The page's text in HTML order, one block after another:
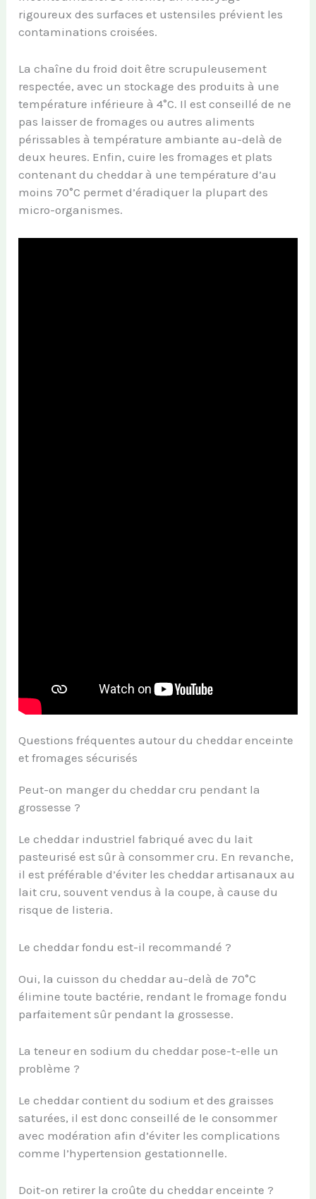
rigoureux des surfaces et ustensiles prévient les
contaminations croisées.
La chaîne du froid doit être scrupuleusement
respectée, avec un stockage des produits à une
température inférieure à 4°C. Il est conseillé de ne
pas laisser de fromages ou autres aliments
périssables à température ambiante au-delà de
deux heures. Enfin, cuire les fromages et plats
contenant du cheddar à une température d’au
moins 70°C permet d’éradiquer la plupart des
micro-organismes.
Questions fréquentes autour du cheddar enceinte
et fromages sécurisés
Peut-on manger du cheddar cru pendant la
grossesse ?
Le cheddar industriel fabriqué avec du lait
pasteurisé est sûr à consommer cru. En revanche,
il est préférable d’éviter les cheddar artisanaux au
lait cru, souvent vendus à la coupe, à cause du
risque de listeria.
Le cheddar fondu est-il recommandé ?
Oui, la cuisson du cheddar au-delà de 70°C
élimine toute bactérie, rendant le fromage fondu
parfaitement sûr pendant la grossesse.
La teneur en sodium du cheddar pose-t-elle un
problème ?
Le cheddar contient du sodium et des graisses
saturées, il est donc conseillé de le consommer
avec modération afin d’éviter les complications
comme l’hypertension gestationnelle.
Doit-on retirer la croûte du cheddar enceinte ?